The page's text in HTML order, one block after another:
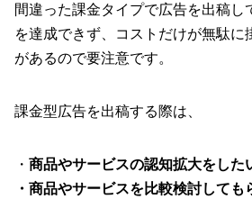
間違った課金タイプで広告を出稿し
を達成できず、コストだけが無駄に
があるので要注意です。
課金型広告を出稿する際は、
・ 商品やサービスの認知拡大をした
・商品やサービスを比較検討しても